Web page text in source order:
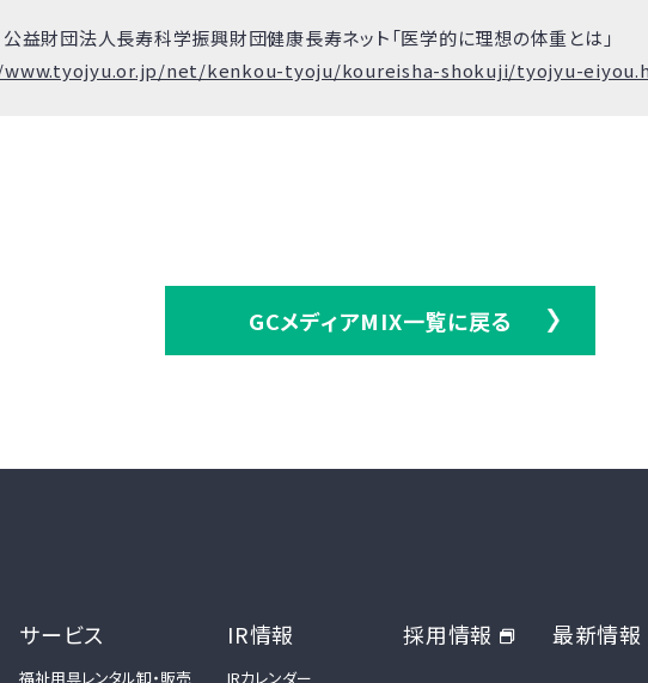
公益財団法人長寿科学振興財団健康長寿ネット「医学的に理想の体重とは」
net/kenkou-tyoju/koureisha-shokuji/tyojyu-
GCメディアMIX一覧に戻る
サービス
福祉用具レンタル卸・販売
IR情報
IRカレンダー
採用情報 最新情報